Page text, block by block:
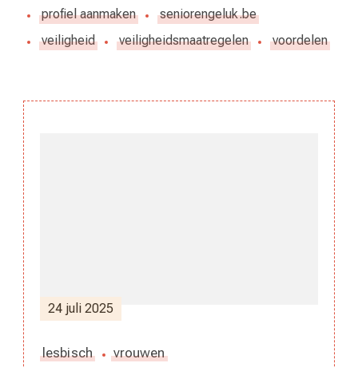
profiel aanmaken
seniorengeluk.be
veiligheid
veiligheidsmaatregelen voordelen
24 juli 2025
lesbisch vrouwen